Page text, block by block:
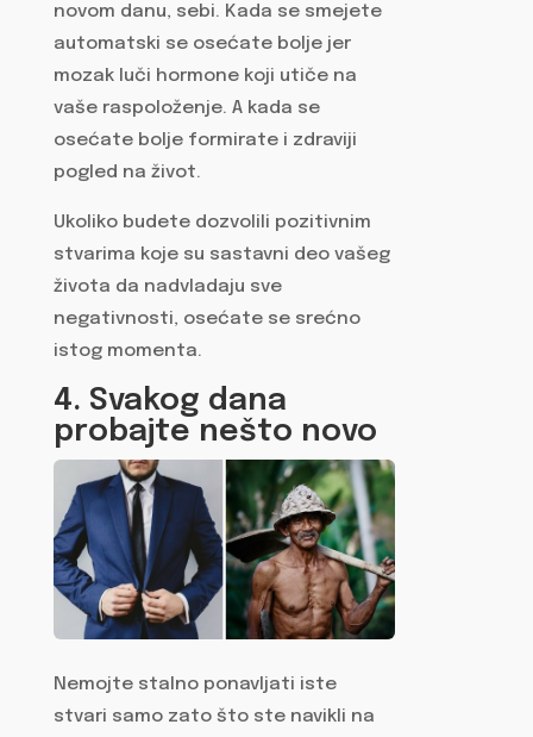
novom danu, sebi. Kada se smejete
automatski se osećate bolje jer
mozak luči hormone koji utiče na
vaše raspoloženje. A kada se
osećate bolje formirate i zdraviji
pogled na život.
Ukoliko budete dozvolili pozitivnim
stvarima koje su sastavni deo vašeg
života da nadvladaju sve
negativnosti, osećate se srećno
istog momenta.
4. Svakog dana
probajte nešto novo
Nemojte stalno ponavljati iste
stvari samo zato što ste navikli na